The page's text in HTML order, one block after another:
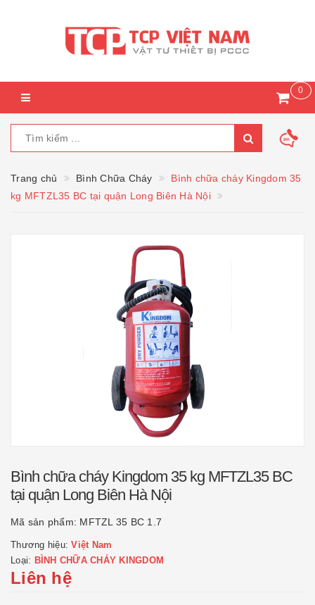
0
Trang chủ Bình Chữa Cháy
Bình chữa cháy Kingdom 35
kg MFTZL35 BC tại quận Long Biên Hà Nội
Bình chữa cháy Kingdom 35 kg MFTZL35 BC
tại quận Long Biên Hà Nội
Mã sản phẩm: MFTZL 35 BC 1.7
Thương hiệu:Việt Nam
Loại: BÌNH CHỮA CHÁY KINGDOM
Liên hệ